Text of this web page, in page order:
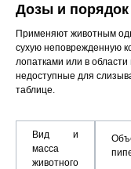
Дозы и
Применяют животным
сухую неповрежденную
лопатками или в
недоступные для
таблице.
Вид и
масса
животного